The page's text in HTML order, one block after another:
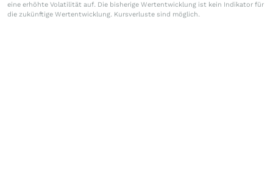
eine erhöhte Volatilität auf. Die bisherige Wertentwicklung ist kein Indikator für
die zukünftige Wertentwicklung. Kursverluste sind möglich.